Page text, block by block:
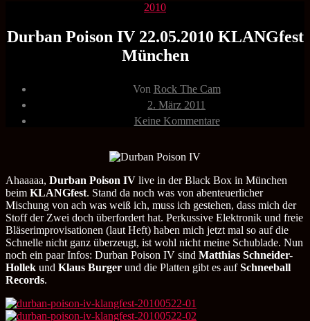
Kategorien
2010
Durban Poison IV 22.05.2010 KLANGfest
München
Beitragsautor
Von Rock The Cam
Veröffentlichungsdatum
2. März 2011
Keine Kommentarezu
Durban
KLANGfest
München
Ahaaaaa, Durban Poison IV live in der Black Box in München
beim KLANGfest. Stand da noch was von abenteuerlicher
Mischung von ach was weiß ich, muss ich gestehen, dass mich der
Stoff der Zwei doch überfordert hat. Perkussive Elektronik und freie
Bläserimprovisationen (laut Heft) haben mich jetzt mal so auf die
Schnelle nicht ganz überzeugt, ist wohl nicht meine Schublade. Nun
noch ein paar Infos: Durban Poison IV sind Matthias Schneider-
Hollek und Klaus Burger und die Platten gibt es aufSchneeball
Records.